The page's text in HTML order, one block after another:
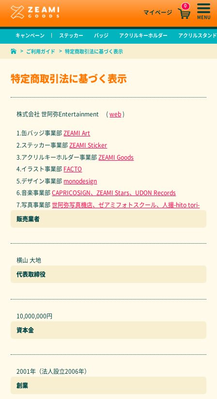
MENU
マイページ
0
キャンペーン ステッカー バッジ アクリルキーホルダー アクリルスタンド
ご利用ガイド 特定商取引法に基づく表示
特定商取引法に基づく表示
販売業者
株式会社 世阿弥Entertainment (web)
1.缶バッジ事業部ZEAMI Art
2.ステッカー事業部ZEAMI Sticker
3.アクリルキーホルダー事業部ZEAMI Goods
4.イラスト事業部 FACTO
5.デザイン事業部 monodesign
6.音楽事業部CAPRICOSIGN、ZEAMI Stars、UDON Records
7.写真事業部世阿弥写真機店、ゼアミフォトスクール、人撮-hito tori-
代表取締役
横山 大地
資本金
10,000,000円
創業
2001年（法人設立2006年）